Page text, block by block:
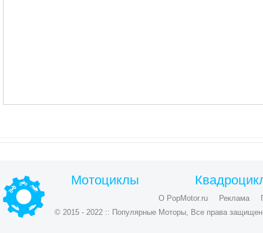
Мотоциклы
О PopMotor.ru Реклама
© 2015 - 2022 :: Популярные Моторы, Все права